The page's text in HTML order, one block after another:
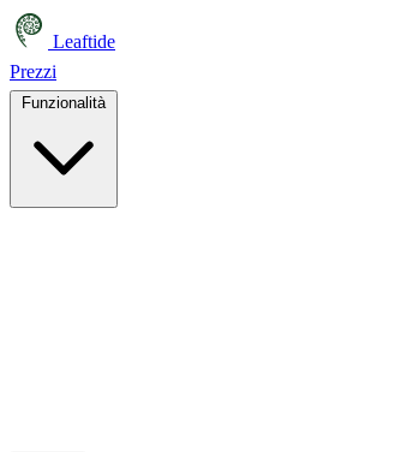
Leaftide
Prezzi
Funzionalità